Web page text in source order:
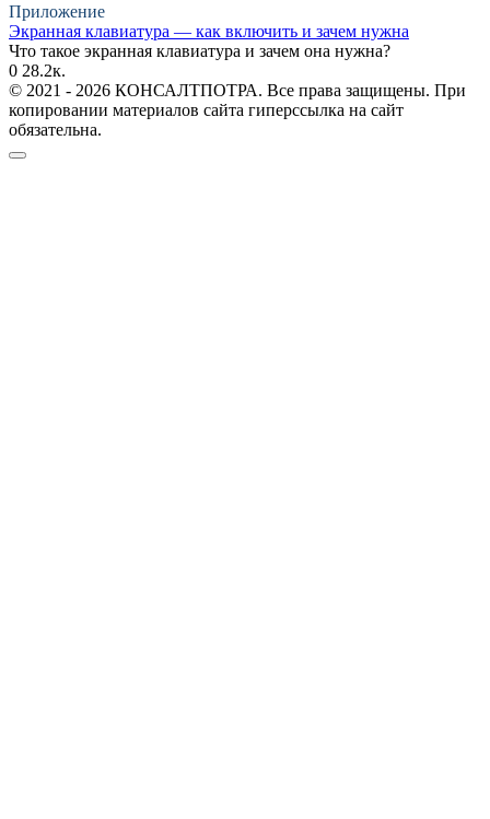
Приложение
Экранная клавиатура — как включить и зачем нужна
Что такое экранная клавиатура и зачем она нужна?
0 28.2к.
© 2021 - 2026 КОНСАЛТПОТРА. Все права защищены. При
копировании материалов сайта гиперссылка на сайт
обязательна.